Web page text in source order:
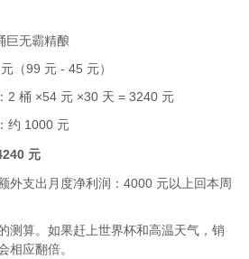
巨无霸精酿
（99 元 - 45 元）
2 桶 ×54 元 ×30 天 = 3240 元
约 1000 元
元
外支出月度净利润：4000 元以上回本周
测算。如果赶上世界杯和高温天气，销
相应翻倍。